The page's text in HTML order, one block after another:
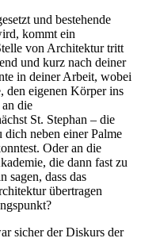
und bestehende
kommt ein
von Architektur tritt
und kurz nach deiner
in deiner Arbeit, wobei
den eigenen Körper ins
die
St. Stephan – die
dich neben einer Palme
Oder an die
die dann fast zu
sagen, dass das
übertragen
sicher der Diskurs der